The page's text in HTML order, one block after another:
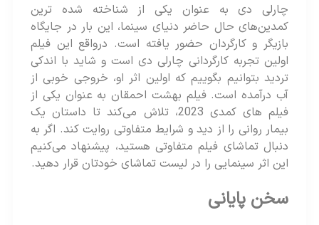
چارلی دی به عنوان یکی از شناخته شده ترین
کمدین‌های حال حاضر دنیای سینما، این بار در جایگاه
بازیگر و کارگردان حضور یافته است. درواقع این فیلم
اولین تجربه کارگردانی چارلی دی است و شاید با اندکی
تردید بتوانیم بگوییم که اولین اثر او، خروجی خوبی از
آب درآمده است. فیلم بهشت احمقان به عنوان یکی از
فیلم های کمدی 2023، تلاش می‌کند تا داستان یک
بیمار روانی را از دید و شرایط متفاوتی روایت کند. اگر به
دنبال تماشای فیلم متفاوتی هستید، پیشنهاد می‌کنیم
این اثر سینمایی را در لیست تماشای خودتان قرار دهید.
سخن پایانی